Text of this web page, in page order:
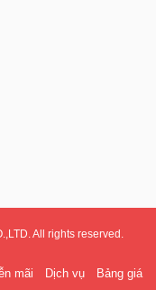
All rights reserved.
mãi Dịch vụ
Bảng giá